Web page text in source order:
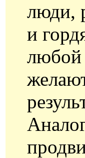
люди,
и
любой